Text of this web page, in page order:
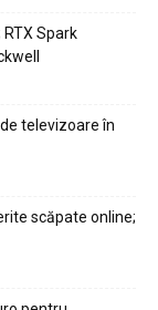
Spark
televizoare în
scăpate online;